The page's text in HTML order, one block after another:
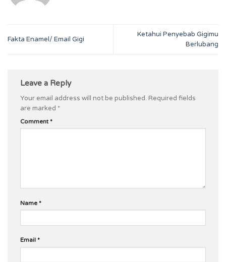
Fakta Enamel/ Email Gigi
Ketahui Penyebab Gigimu
Berlubang
Leave a Reply
Your email address will not be published. Required fields
are marked *
Comment *
Name *
Email *